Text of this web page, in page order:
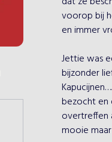
voorop bij
en immer
Jettie was
bijzonder
bezocht en
overtreffen
mooie